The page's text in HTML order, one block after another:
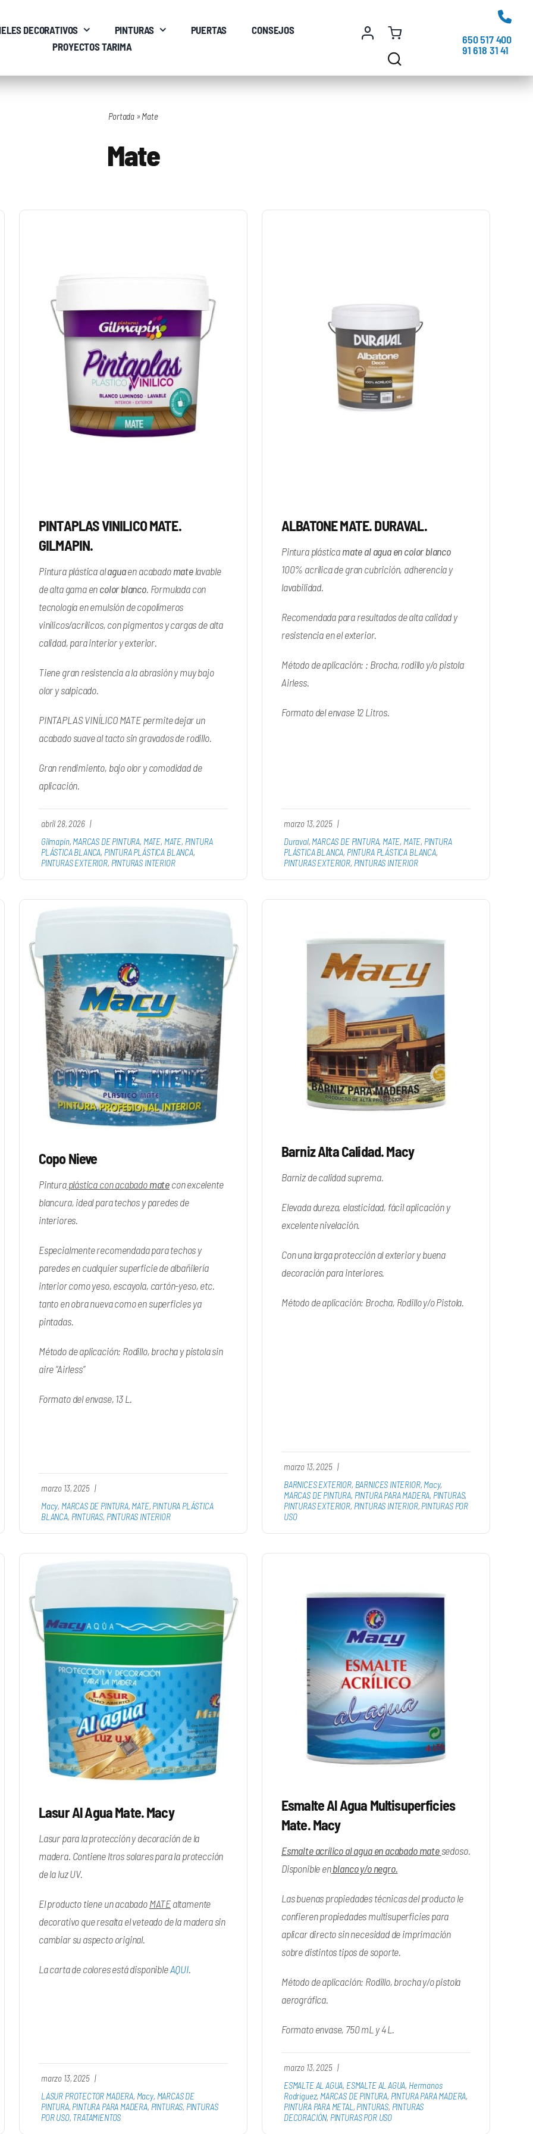
DECORATIVOS PINTURAS PUERTAS
CONSEJOS
PROYECTOS TARIMA
650 517 400
91 618 31 41
Portada »Mate
Mate
PINTAPLAS VINILICO MATE.
GILMAPIN.
Pintura plástica alaguaen acabadomatelavable
de alta gama encolor blanco. Formulada con
tecnología en emulsión de copolímeros
vinílicos/acrílicos, con pigmentos y cargas de alta
calidad, para interior y exterior.
Tiene gran resistencia a la abrasión y muy bajo
olor y salpicado.
PINTAPLAS VINÍLICO MATE permite dejar un
acabado suave al tacto sin gravados de rodillo.
Gran rendimiento, bajo olor y comodidad de
aplicación.
abril 28, 2026 |
Gilmapín, MARCAS DE PINTURA, MATE, MATE, PINTURA
PLÁSTICA BLANCA, PINTURA PLÁSTICA BLANCA,
PINTURAS EXTERIOR, PINTURAS INTERIOR
ALBATONE MATE. DURAVAL.
Pintura plásticamate al aguaen color blanco
100% acrílica de gran cubrición, adherencia y
lavabilidad.
Recomendada para resultados de alta calidad y
resistencia en el exterior.
Método de aplicación: : Brocha, rodillo y/o pistola
Airless.
Formato del envase 12 Litros.
marzo 13, 2025 |
Duraval, MARCAS DE PINTURA, MATE, MATE, PINTURA
PLÁSTICA BLANCA, PINTURA PLÁSTICA BLANCA,
PINTURAS EXTERIOR, PINTURAS INTERIOR
Copo Nieve
Pinturaplástica con acabadomatecon excelente
blancura, ideal para techos y paredes de
interiores.
Especialmente recomendada para techos y
paredes en cualquier superficie de albañilería
interior como yeso, escayola, cartón-yeso, etc.
tanto en obra nueva como en superficies ya
pintadas.
Método de aplicación: Rodillo, brocha y pistola sin
aire “Airless”
Formato del envase, 13 L.
marzo 13, 2025 |
Macy, MARCAS DE PINTURA, MATE, PINTURA PLÁSTICA
BLANCA, PINTURAS, PINTURAS INTERIOR
Barniz Alta Calidad. Macy
Barniz de calidad suprema.
Elevada dureza, elasticidad, fácil aplicación y
excelente nivelación.
Con una larga protección al exterior y buena
decoración para interiores.
Método de aplicación: Brocha, Rodillo y/o Pistola.
marzo 13, 2025 |
BARNICES EXTERIOR, BARNICES INTERIOR, Macy,
MARCAS DE PINTURA, PINTURA PARA MADERA, PINTURAS,
PINTURAS EXTERIOR, PINTURAS INTERIOR, PINTURAS POR
USO
Lasur Al Agua Mate. Macy
Lasur para la protección y decoración de la
madera. Contiene ltros solares para la protección
de la luz UV.
El producto tiene un acabadoMATEaltamente
decorativo que resalta el veteado de la madera sin
cambiar su aspecto original.
La carta de colores está disponibleAQUI.
marzo 13, 2025 |
LASUR PROTECTOR MADERA, Macy, MARCAS DE
PINTURA, PINTURA PARA MADERA, PINTURAS, PINTURAS
POR USO, TRATAMIENTOS
Esmalte Al Agua Multisuperficies
Mate. Macy
Esmalte acrílico al agua en acabado matesedoso.
Disponible enblanco y/o negro.
Las buenas propiedades técnicas del producto le
confieren propiedades multisuperficies para
aplicar directo sin necesidad de imprimación
sobre distintos tipos de soporte.
Método de aplicación: Rodillo, brocha y/o pistola
aerográfica.
Formato envase, 750 mL y 4 L.
marzo 13, 2025 |
ESMALTE AL AGUA, ESMALTE AL AGUA, Hermanos
Rodríguez, MARCAS DE PINTURA, PINTURA PARA MADERA,
PINTURA PARA METAL , PINTURAS, PINTURAS
DECORACIÓN, PINTURAS POR USO